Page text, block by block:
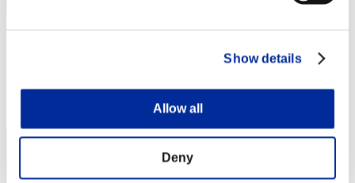
Show details
Allow all
Deny
RANK